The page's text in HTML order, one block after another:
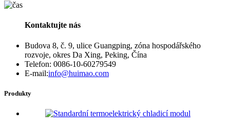
Kontaktujte nás
Budova 8, č. 9, ulice Guangping, zóna hospodářského
rozvoje, okres Da Xing, Peking, Čína
Telefon: 0086-10-60279549
E-mail:info@huimao.com
Produkty